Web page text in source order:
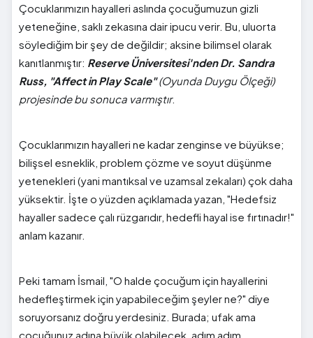
Çocuklarımızın hayalleri aslında çocuğumuzun gizli
yeteneğine, saklı zekasına dair ipucu verir. Bu, uluorta
söylediğim bir şey de değildir; aksine bilimsel olarak
kanıtlanmıştır: Reserve Üniversitesi'nden Dr. Sandra
Russ, "Affect in Play Scale"(Oyunda Duygu Ölçeği)
projesinde bu sonuca varmıştır.
Çocuklarımızın hayalleri ne kadar zenginse ve büyükse;
bilişsel esneklik, problem çözme ve soyut düşünme
yetenekleri (yani mantıksal ve uzamsal zekaları) çok daha
yüksektir. İşte o yüzden açıklamada yazan, "Hedefsiz
hayaller sadece çalı rüzgarıdır, hedefli hayal ise fırtınadır!"
anlam kazanır.
Peki tamam İsmail, "O halde çocuğum için hayallerini
hedefleştirmek için yapabileceğim şeyler ne?" diye
soruyorsanız doğru yerdesiniz. Burada; ufak ama
çocuğunuz adına büyük olabilecek, adım adım